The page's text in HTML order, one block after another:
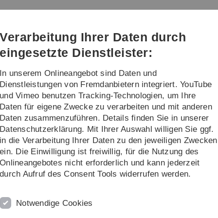
Direkt
Direkt
Direkt
(Sprache,
Drucken,
Social
Direkt
Direkt
Publikationen
Laborgruppe Ushmorov
bei hämatopoetischen Tumoren
Verarbeitung Ihrer Daten durch
eingesetzte Dienstleister:
In unserem Onlineangebot sind Daten und
Dienstleistungen von Fremdanbietern integriert. YouTube
und Vimeo benutzen Tracking-Technologien, um Ihre
Daten für eigene Zwecke zu verarbeiten und mit anderen
Daten zusammenzuführen. Details finden Sie in unserer
Datenschutzerklärung. Mit Ihrer Auswahl willigen Sie ggf.
in die Verarbeitung Ihrer Daten zu den jeweiligen Zwecken
ein. Die Einwilligung ist freiwillig, für die Nutzung des
Onlineangebotes nicht erforderlich und kann jederzeit
durch Aufruf des Consent Tools widerrufen werden.
Notwendige Cookies